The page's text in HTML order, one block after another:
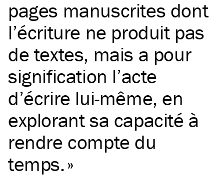
pages manuscrites dont
l’écriture ne produit pas
de textes, mais a pour
signification l’acte
d’écrire lui-même, en
explorant sa capacité à
rendre compte du
temps.